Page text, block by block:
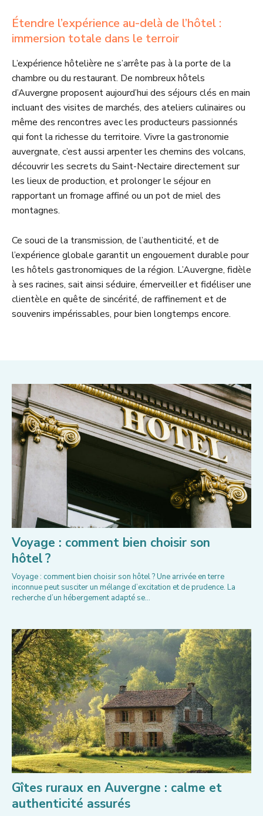
Étendre l’expérience au-delà de l’hôtel :
immersion totale dans le terroir
L’expérience hôtelière ne s’arrête pas à la porte de la
chambre ou du restaurant. De nombreux hôtels
d’Auvergne proposent aujourd’hui des séjours clés en main
incluant des visites de marchés, des ateliers culinaires ou
même des rencontres avec les producteurs passionnés
qui font la richesse du territoire. Vivre la gastronomie
auvergnate, c’est aussi arpenter les chemins des volcans,
découvrir les secrets du Saint-Nectaire directement sur
les lieux de production, et prolonger le séjour en
rapportant un fromage affiné ou un pot de miel des
montagnes.
Ce souci de la transmission, de l’authenticité, et de
l’expérience globale garantit un engouement durable pour
les hôtels gastronomiques de la région. L’Auvergne, fidèle
à ses racines, sait ainsi séduire, émerveiller et fidéliser une
clientèle en quête de sincérité, de raffinement et de
souvenirs impérissables, pour bien longtemps encore.
Voyage : comment bien choisir son
hôtel ?
Voyage : comment bien choisir son hôtel ? Une arrivée en terre
inconnue peut susciter un mélange d’excitation et de prudence. La
recherche d’un hébergement adapté se...
Gîtes ruraux en Auvergne : calme et
authenticité assurés